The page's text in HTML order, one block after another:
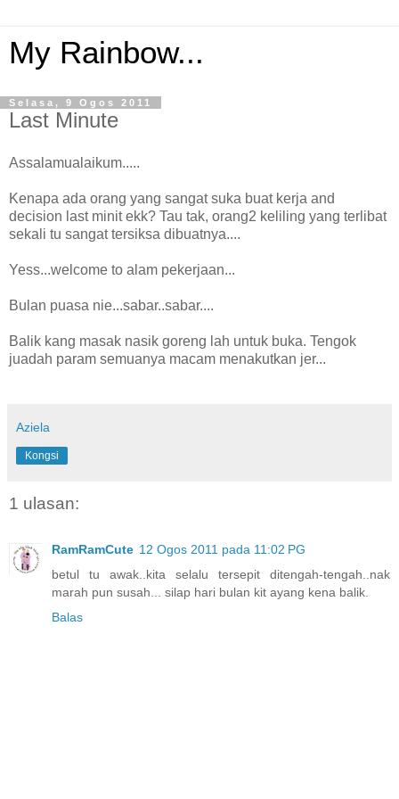
My Rainbow...
Selasa, 9 Ogos 2011
Last Minute
Assalamualaikum.....
Kenapa ada orang yang sangat suka buat kerja and
decision last minit ekk? Tau tak, orang2 keliling yang terlibat
sekali tu sangat tersiksa dibuatnya....
Yess...welcome to alam pekerjaan...
Bulan puasa nie...sabar..sabar....
Balik kang masak nasik goreng lah untuk buka. Tengok
juadah param semuanya macam menakutkan jer...
Aziela
Kongsi
1 ulasan:
RamRamCute 12 Ogos 2011 pada 11:02 PG
betul tu awak..kita selalu tersepit ditengah-tengah..nak
marah pun susah... silap hari bulan kit ayang kena balik.
Balas